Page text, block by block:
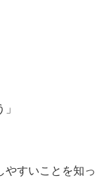
やすいことを知っ